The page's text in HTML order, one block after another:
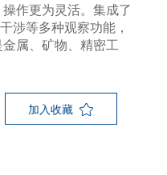
操作更为灵活。集成了
涉等多种观察功能，
金属、矿物、精密工
加入收藏